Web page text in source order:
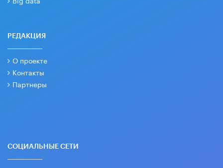
РЕДАКЦИЯ
О проекте
Контакты
Партнеры
СОЦИАЛЬНЫЕ СЕТИ